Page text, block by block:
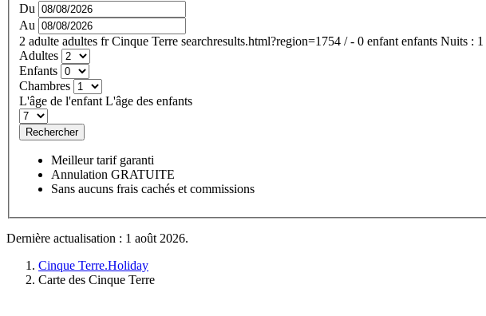
Du
Au
2 adulte adultes fr Cinque Terre searchresults.html?region=1754 / - 0 enfant enfants Nuits : 1
Adultes
Enfants
Chambres
L'âge de l'enfant L'âge des enfants
Rechercher
Meilleur tarif garanti
Annulation GRATUITE
Sans aucuns frais cachés et commissions
Dernière actualisation : 1 août 2026.
Cinque Terre.Holiday
Carte des Cinque Terre